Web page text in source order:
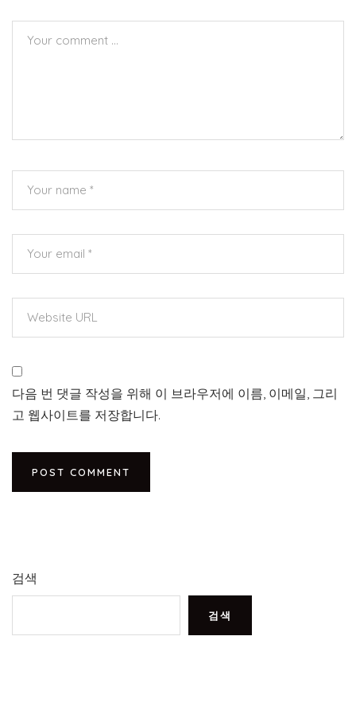
다음 번 댓글 작성을 위해 이 브라우저에 이름, 이메일, 그리
고 웹사이트를 저장합니다.
검색
검색